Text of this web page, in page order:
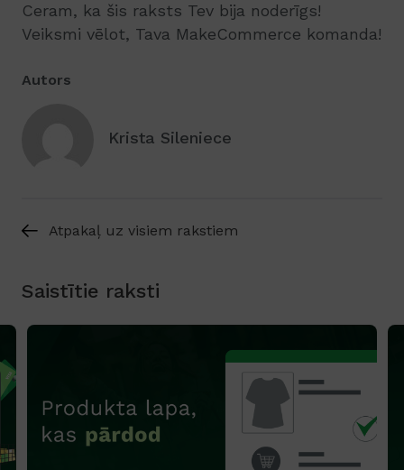
Ceram, ka šis raksts Tev bija noderīgs!
Veiksmi vēlot, Tava MakeCommerce komanda!
Autors
Krista Sileniece
Atpakaļ uz visiem rakstiem
Saistītie raksti